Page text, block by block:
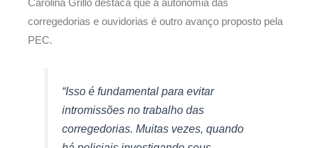
Carolina Grillo destaca que a autonomia das
corregedorias e ouvidorias é outro avanço proposto pela
PEC.
“Isso é fundamental para evitar
intromissões no trabalho das
corregedorias. Muitas vezes, quando